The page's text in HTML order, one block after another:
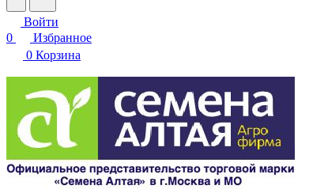
Войти
0
Избранное
0 Корзина